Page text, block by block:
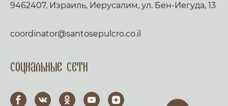
9462407, Израиль, Иерусалим, ул. Бен-Иегуда, 13
coordinator@santosepulcro.co.il
Социальные сети